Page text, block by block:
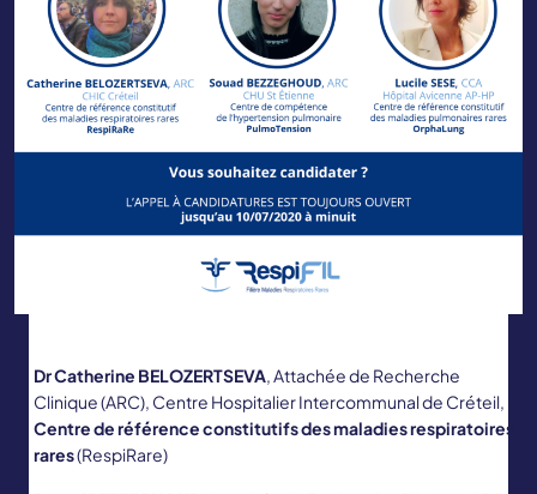
Dr Catherine BELOZERTSEVA, Attachée de Recherche
Clinique (ARC), Centre Hospitalier Intercommunal de Créteil,
Centre de référence constitutifs des maladies respiratoires
rares(RespiRare)